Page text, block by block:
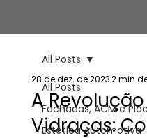
All Posts
Fachadas, ACM e
Estética Automotiva
All Posts
A
Vidraças:
28 de dez. de 20232 min